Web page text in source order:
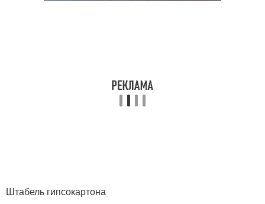
Штабель гипсокартона